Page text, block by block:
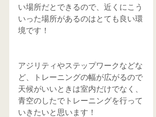
い場所だとできるので、近くにこう
いった場所があるのはとても良い環
境です！
アジリティやステップワークなどな
ど、トレーニングの幅が広がるので
天候がいいときは室内だけでなく、
青空のしたでトレーニングを行って
いきたいと思います！